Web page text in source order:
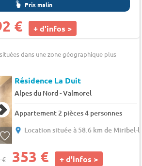
Prix malin
€ + d'infos >
dans une zone géographique plus
Résidence La Duit
Alpes du Nord-Valmorel
Appartement 2 pièces 4 personnes
Location située à 58.6 km de Miribel-
€ 353 € + d'infos >